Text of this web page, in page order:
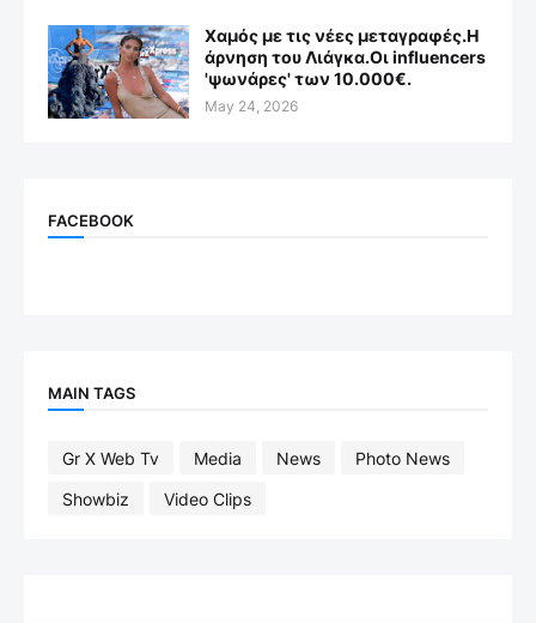
Χαμός με τις νέες μεταγραφές.Η
άρνηση του Λιάγκα.Οι influencers
'ψωνάρες' των 10.000€.
May 24, 2026
FACEBOOK
MAIN TAGS
Gr X Web Tv Media News
Photo News
Showbiz
Video Clips